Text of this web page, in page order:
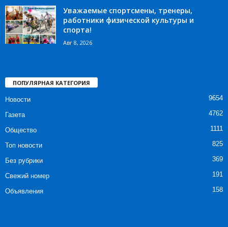
Уважаемые спортсмены, тренеры,
работники физической культуры и
спорта!
Авг 8, 2026
ПОПУЛЯРНАЯ КАТЕГОРИЯ
Новости 9654
Газета 4762
Общество 1111
Топ новости 825
Без рубрики 369
Свежий номер 191
Объявления 158